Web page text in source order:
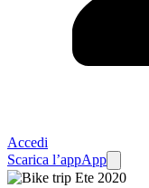
Accedi
Scarica l’appApp